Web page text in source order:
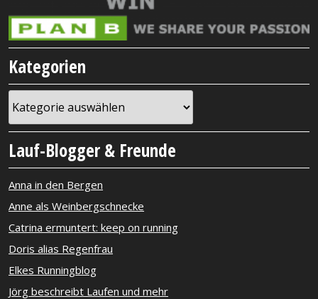
Kategorien
Lauf-Blogger & Freunde
Anna in den Bergen
Anne als Weinbergschnecke
Catrina ermuntert: keep on running
Doris alias Regenfrau
Elkes Runningblog
Jörg beschreibt Laufen und mehr